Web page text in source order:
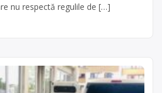
nu respectă regulile de […]